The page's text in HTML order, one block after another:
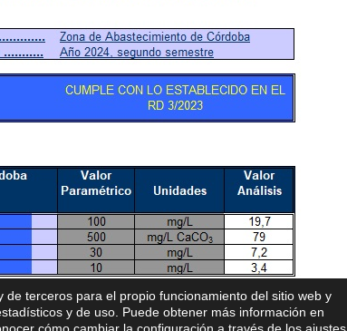
de terceros para el propio funcionamiento del sitio web y
y de uso. Puede obtener más información en